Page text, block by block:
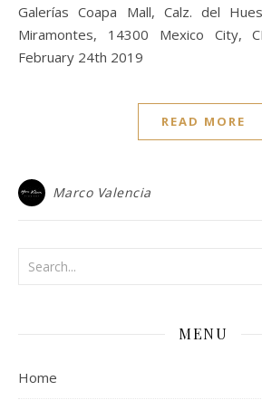
Galerías Coapa Mall, Calz. del
Miramontes, 14300 Mexico City,
February 24th 2019
READ MORE
Marco Valencia
MENU
Home